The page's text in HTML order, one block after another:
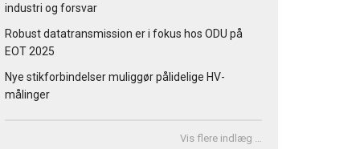
industri og forsvar
Robust datatransmission er i fokus hos ODU på
EOT 2025
Nye stikforbindelser muliggør pålidelige HV-
målinger
Vis flere indlæg …